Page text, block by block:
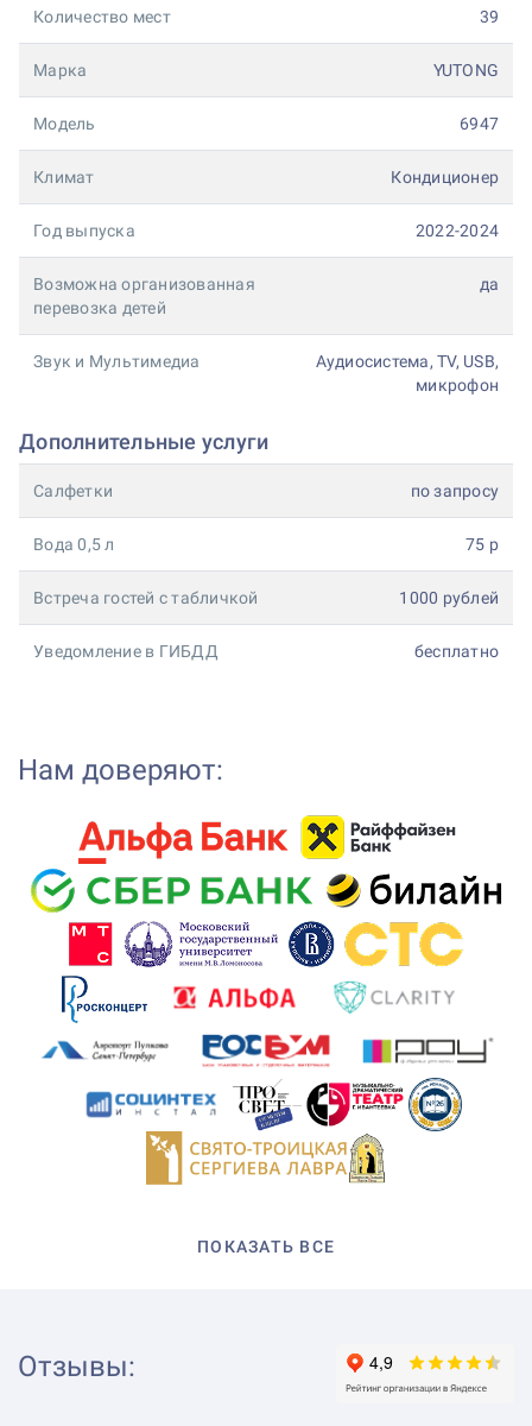
Количество мест 39
Марка YUTONG
Модель 6947
Климат Кондиционер
Год выпуска 2022-2024
Возможна организованная
перевозка детей
да
Звук и Мультимедиа
Аудиосистема, TV, USB,
микрофон
Дополнительные услуги
Салфетки по запросу
Вода 0,5 л 75 р
Встреча гостей с табличкой 1000 рублей
Уведомление в ГИБДД бесплатно
Нам доверяют:
ПОКАЗАТЬ ВСЕ
Отзывы: